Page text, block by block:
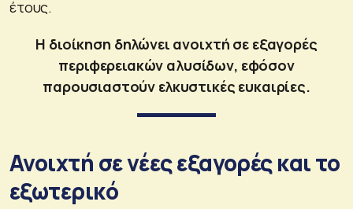
έτους.
Η διοίκηση δηλώνει ανοιχτή σε εξαγορές
περιφερειακών αλυσίδων, εφόσον
παρουσιαστούν ελκυστικές ευκαιρίες.
Ανοιχτή σε νέες εξαγορές και το
εξωτερικό